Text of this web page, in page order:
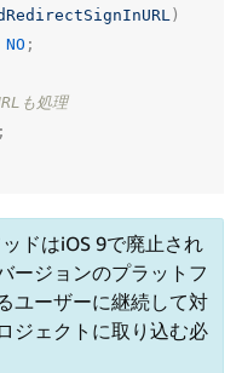
)
NO ;
も処理
;
ドはiOS 9で廃止され
ージョンのプラットフ
ユーザーに継続して対
ジェクトに取り込む必